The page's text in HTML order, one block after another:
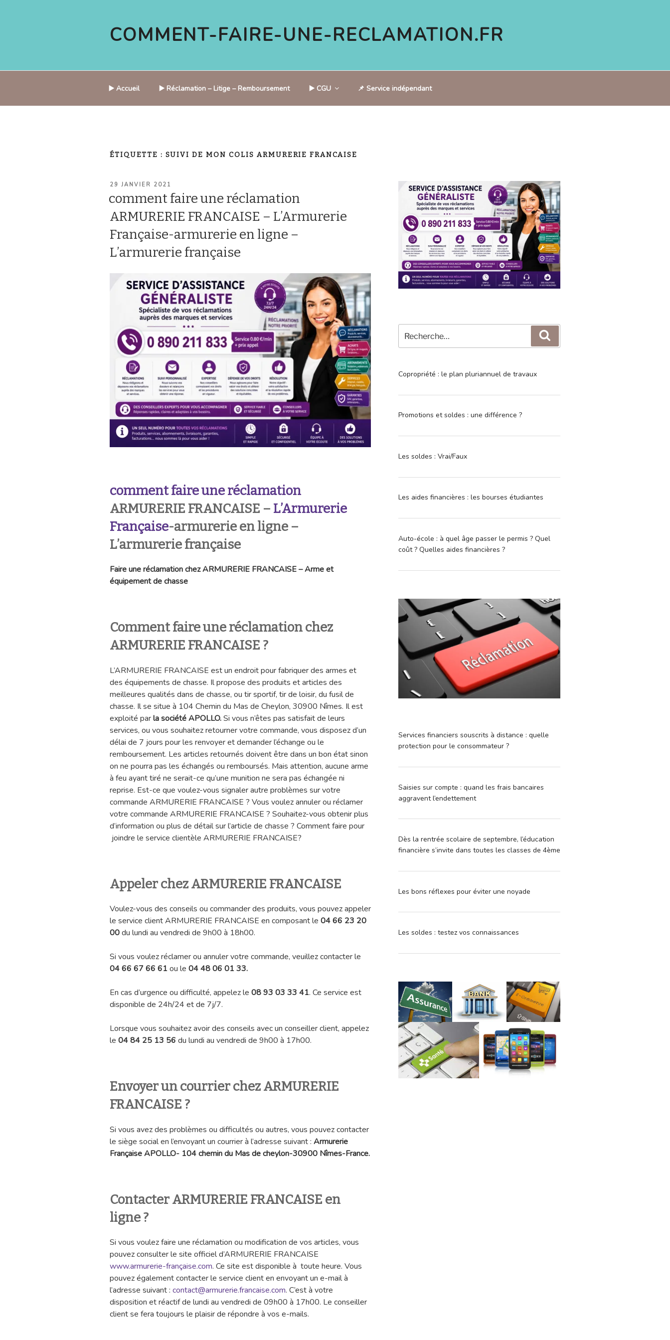
COMMENT-FAIRE-UNE-RECLAMATION.FR
▶️ Accueil ▶️ Réclamation – Litige – Remboursement ▶️ CGU 📌 Service indépendant
ÉTIQUETTE : SUIVI DE MON COLIS ARMURERIE FRANCAISE
PUBLIÉ
29 JANVIER 2021
comment faire une réclamation
ARMURERIE FRANCAISE – L’Armurerie
Française-armurerie en ligne –
L’armurerie française
comment faire une réclamation
ARMURERIE FRANCAISE – L’Armurerie
Française-armurerie en ligne –
L’armurerie française
Faire une réclamation chez ARMURERIE FRANCAISE – Arme et
équipement de chasse
Comment faire une réclamation chez
ARMURERIE FRANCAISE ?
L’ARMURERIE FRANCAISE est un endroit pour fabriquer des armes et
des équipements de chasse. Il propose des produits et articles des
meilleures qualités dans de chasse, ou tir sportif, tir de loisir, du fusil de
chasse. Il se situe à 104 Chemin du Mas de Cheylon, 30900 Nîmes. Il est
exploité parla société APOLLO.Si vous n’êtes pas satisfait de leurs
services, ou vous souhaitez retourner votre commande, vous disposez d’un
délai de 7 jours pour les renvoyer et demander l’échange ou le
remboursement. Les articles retournés doivent être dans un bon état sinon
on ne pourra pas les échangés ou remboursés. Mais attention, aucune arme
à feu ayant tiré ne serait-ce qu’une munition ne sera pas échangée ni
reprise. Est-ce que voulez-vous signaler autre problèmes sur votre
commande ARMURERIE FRANCAISE ? Vous voulez annuler ou réclamer
votre commande ARMURERIE FRANCAISE ? Souhaitez-vous obtenir plus
d’information ou plus de détail sur l’article de chasse ? Comment faire pour
joindre le service clientèle ARMURERIE FRANCAISE?
Appeler chez ARMURERIE FRANCAISE
Voulez-vous des conseils ou commander des produits, vous pouvez appeler
le service client ARMURERIE FRANCAISE en composant le 04 66 23 20
00du lundi au vendredi de 9h00 à 18h00.
Si vous voulez réclamer ou annuler votre commande, veuillez contacter le
04 66 67 66 61ou le 04 48 06 01 33.
En cas d’urgence ou difficulté, appelez le 08 93 03 33 41. Ce service est
disponible de 24h/24 et de 7j/7.
Lorsque vous souhaitez avoir des conseils avec un conseiller client, appelez
le 04 84 25 13 56 du lundi au vendredi de 9h00 à 17h00.
Envoyer un courrier chez ARMURERIE
FRANCAISE ?
Si vous avez des problèmes ou difficultés ou autres, vous pouvez contacter
le siège social en l’envoyant un courrier à l’adresse suivant : Armurerie
Française APOLLO- 104 chemin du Mas de cheylon-30900 Nîmes-France.
Contacter ARMURERIE FRANCAISE en
ligne ?
Si vous voulez faire une réclamation ou modification de vos articles, vous
pouvez consulter le site officiel d’ARMURERIE FRANCAISE
www.armurerie-française.com. Ce site est disponible à toute heure. Vous
pouvez également contacter le service client en envoyant un e-mail à
l’adresse suivant : contact@armurerie.francaise.com. C’est à votre
disposition et réactif de lundi au vendredi de 09h00 à 17h00. Le conseiller
client se fera toujours le plaisir de répondre à vos e-mails.
pour
:
Copropriété : le plan pluriannuel de travaux
Promotions et soldes : une différence ?
Les soldes : Vrai/Faux
Les aides financières : les bourses étudiantes
Auto-école : à quel âge passer le permis ? Quel
coût ? Quelles aides financières ?
Services financiers souscrits à distance : quelle
protection pour le consommateur ?
Saisies sur compte : quand les frais bancaires
aggravent l’endettement
Dès la rentrée scolaire de septembre, l’éducation
financière s’invite dans toutes les classes de 4ème
Les bons réflexes pour éviter une noyade
Les soldes : testez vos connaissances